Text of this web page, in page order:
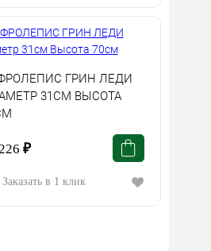
ГРИН ЛЕДИ
31СМ ВЫСОТА
₽
Заказать в 1 клик